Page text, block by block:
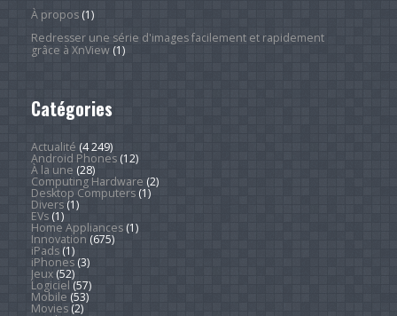
À propos(1)
Redresser une série d'images facilement et rapidement
grâce à XnView(1)
Catégories
Actualité (4 249)
Android Phones(12)
À la une (28)
Computing Hardware (2)
Desktop Computers(1)
Divers(1)
EVs(1)
Home Appliances(1)
Innovation (675)
iPads(1)
iPhones(3)
Jeux(52)
Logiciel (57)
Mobile (53)
Movies(2)